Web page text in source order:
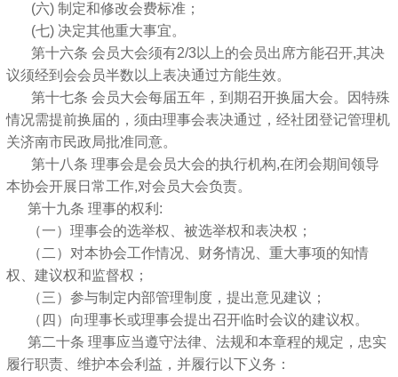
(六) 制定和修改会费标准；
(七) 决定其他重大事宜。
第十六条 会员大会须有2/3以上的会员出席方能召开,其决
议须经到会会员半数以上表决通过方能生效。
第十七条 会员大会每届五年，到期召开换届大会。因特殊
情况需提前换届的，须由理事会表决通过，经社团登记管理机
关济南市民政局批准同意。
第十八条 理事会是会员大会的执行机构,在闭会期间领导
本协会开展日常工作,对会员大会负责。
第十九条 理事的权利:
（一）理事会的选举权、被选举权和表决权；
（二）对本协会工作情况、财务情况、重大事项的知情
权、建议权和监督权；
（三）参与制定内部管理制度，提出意见建议；
（四）向理事长或理事会提出召开临时会议的建议权。
第二十条 理事应当遵守法律、法规和本章程的规定，忠实
履行职责、维护本会利益，并履行以下义务：